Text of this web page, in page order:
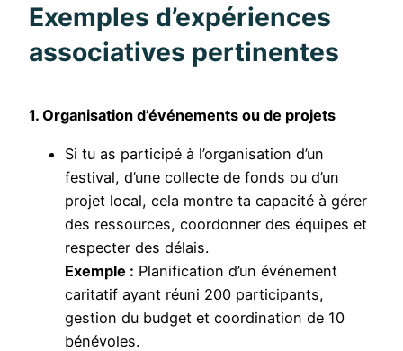
Exemples d’expériences
associatives pertinentes
1. Organisation d’événements ou de projets
Si tu as participé à l’organisation d’un
festival, d’une collecte de fonds ou d’un
projet local, cela montre ta capacité à gérer
des ressources, coordonner des équipes et
respecter des délais.
Exemple : Planification d’un événement
caritatif ayant réuni 200 participants,
gestion du budget et coordination de 10
bénévoles.